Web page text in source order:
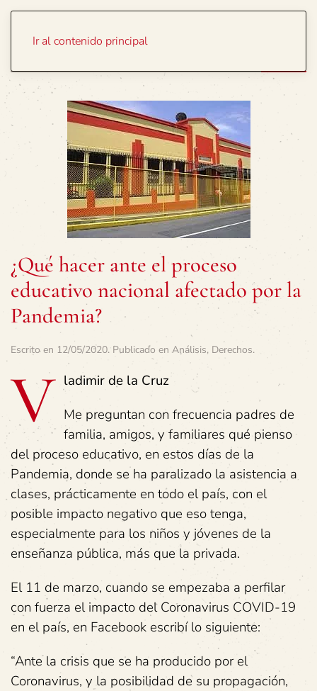
Ir al contenido principal
¿Qué hacer ante el proceso
educativo nacional afectado por la
Pandemia?
Escrito en 12/05/2020. Publicado en Análisis, Derechos.
V ladimir de la Cruz
Me preguntan con frecuencia padres de
familia, amigos, y familiares qué pienso
del proceso educativo, en estos días de la
Pandemia, donde se ha paralizado la asistencia a
clases, prácticamente en todo el país, con el
posible impacto negativo que eso tenga,
especialmente para los niños y jóvenes de la
enseñanza pública, más que la privada.
El 11 de marzo, cuando se empezaba a perfilar
con fuerza el impacto del Coronavirus COVID-19
en el país, en Facebook escribí lo siguiente:
“Ante la crisis que se ha producido por el
Coronavirus, y la posibilidad de su propagación,